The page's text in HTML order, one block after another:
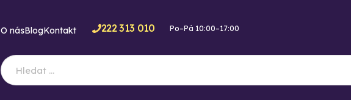
O násBlogKontakt 222 313 010 Po–Pá 10:00–17:00